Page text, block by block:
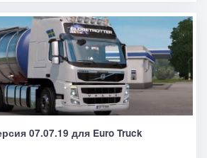
07.07.19 для Euro Truck